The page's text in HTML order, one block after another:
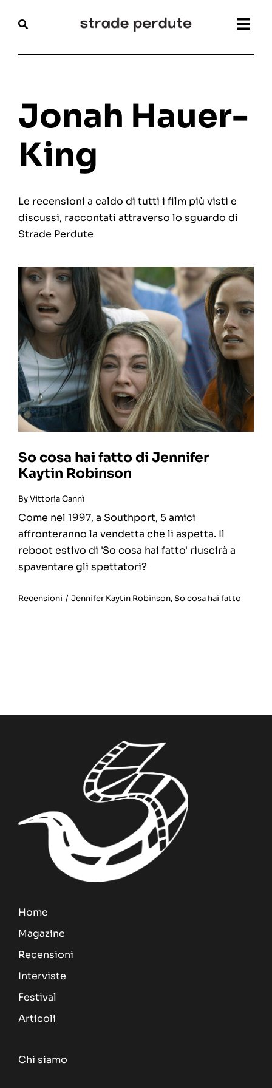
Magazine
Interviste
Festival
Articoli
Chi siamo
Jonah Hauer-
King
Le recensioni a caldo di tutti i film più visti e
discussi, raccontati attraverso lo sguardo di
Strade Perdute
So cosa hai fatto di Jennifer
Kaytin Robinson
ByVittoria Cannì
Come nel 1997, a Southport, 5 amici
affronteranno la vendetta che li aspetta. Il
reboot estivo di 'So cosa hai fatto' riuscirà a
spaventare gli spettatori?
Recensioni / Jennifer Kaytin Robinson,So cosa hai fatto
Home
Magazine
Recensioni
Interviste
Festival
Articoli
Chi siamo